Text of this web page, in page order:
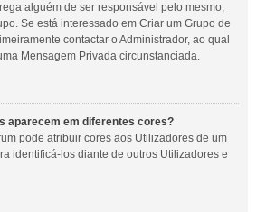
alguém de ser responsável pelo mesmo,
Se está interessado em Criar um Grupo de
contactar o Administrador, ao qual
Mensagem Privada circunstanciada.
aparecem em diferentes cores?
pode atribuir cores aos Utilizadores de um
identificá-los diante de outros Utilizadores e